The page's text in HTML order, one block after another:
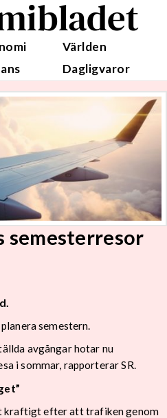
Världen
Dagligvaror
semesterresor
semestern.
avgångar hotar nu
i sommar, rapporterar SR.
kraftigt efter att trafiken genom